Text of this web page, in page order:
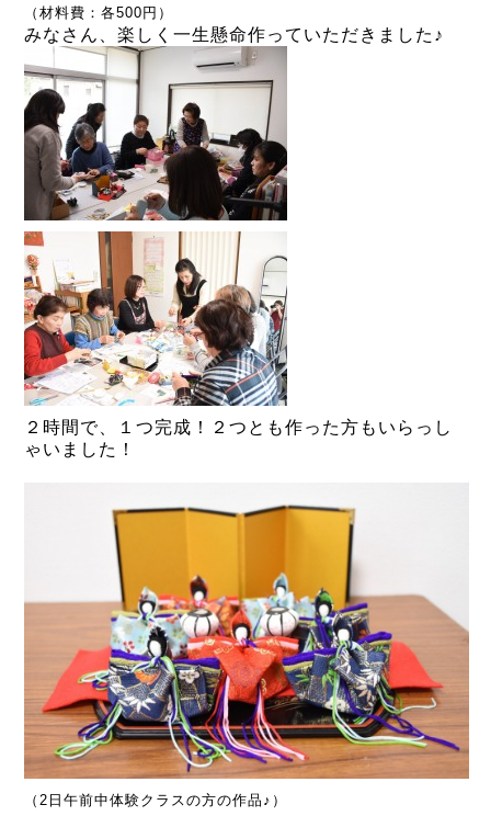
（材料費：各500円）
みなさん、楽しく一生懸命作っていただきました♪
２時間で、１つ完成！２つとも作った方もいらっし
ゃいました！
（2日午前中体験クラスの方の作品♪）